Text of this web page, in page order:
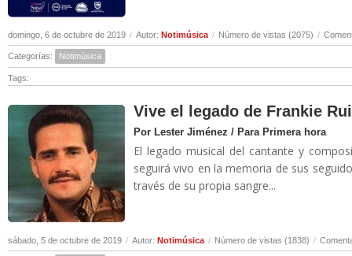
domingo, 6 de octubre de 2019 / Autor: Notimúsica / Número de vistas (2075) /
Categorías: Notimúsica
Tags:
Vive el legado de Frankie
Por Lester Jiménez / Para Primera hora
El legado musical del cantante y
seguirá vivo en la memoria de sus
través de su propia sangre...
sábado, 5 de octubre de 2019 / Autor: Notimúsica / Número de vistas (1838) /